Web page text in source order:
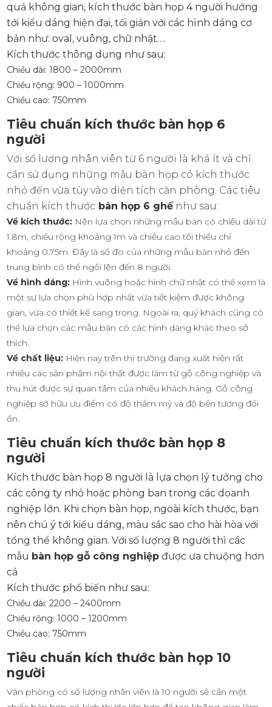
quả không gian, kích thước bàn họp 4 người hướng
tới kiểu dáng hiện đại, tối giản với các hình dáng cơ
bản như: oval, vuông, chữ nhật….
Kích thước thông dụng như sau:
Chiều dài: 1800 – 2000mm
Chiều rộng: 900 – 1000mm
Chiều cao: 750mm
Tiêu chuẩn kích thước bàn họp 6
người
Với số lượng nhân viên từ 6 người là khá ít và chỉ
cần sử dụng những mẫu bàn họp có kích thước
nhỏ đến vừa tùy vào diện tích căn phòng. Các tiêu
chuẩn kích thướcbàn họp 6 ghếnhư sau:
Về kích thước:Nên lựa chọn những mẫu bàn có chiều dài từ
1.8m, chiều rộng khoảng 1m và chiều cao tối thiểu chỉ
khoảng 0.75m. Đây là số đo của những mẫu bàn nhỏ đến
trung bình có thể ngồi lên đến 8 người.
Về hình dáng:Hình vuông hoặc hình chữ nhật có thể xem là
một sự lựa chọn phù hợp nhất vừa tiết kiệm được không
gian, vừa có thiết kế sang trọng. Ngoài ra, quý khách cũng có
thể lựa chọn các mẫu bàn có các hình dáng khác theo sở
thích.
Về chất liệu:Hiện nay trên thị trường đang xuất hiện rất
nhiều các sản phẩm nội thất được làm từ gỗ công nghiệp và
thu hút được sự quan tâm của nhiều khách hàng. Gỗ công
nghiệp sở hữu ưu điểm có độ thẩm mỹ và độ bền tương đối
ổn.
Tiêu chuẩn kích thước bàn họp 8
người
Kích thước bàn họp 8 người là lựa chọn lý tưởng cho
các công ty nhỏ hoặc phòng ban trong các doanh
nghiệp lớn. Khi chọn bàn họp, ngoài kích thước, bạn
nên chú ý tới kiểu dáng, màu sắc sao cho hài hòa với
tổng thể không gian. Với số lượng 8 người thì các
mẫu bàn họp gỗ công nghiệpđược ưa chuộng hơn
cả
Kích thước phổ biến như sau:
Chiều dài: 2200 – 2400mm
Chiều rộng: 1000 – 1200mm
Chiều cao: 750mm
Tiêu chuẩn kích thước bàn họp 10
người
Văn phòng có số lượng nhân viên là 10 người sẽ cần một